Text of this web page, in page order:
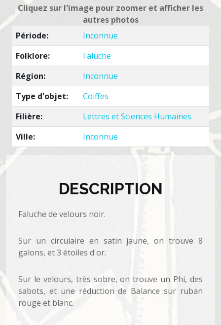
Cliquez sur l'image pour zoomer et afficher les
autres photos
Période:
Inconnue
Folklore:
Faluche
Région:
Inconnue
Type d'objet:
Coiffes
Filière:
Lettres et Sciences Humaines
Ville:
Inconnue
DESCRIPTION
Faluche de velours noir.
Sur un circulaire en satin jaune, on trouve 8
galons, et 3 étoiles d'or.
Sur le velours, très sobre, on trouve un Phi, des
sabots, et une réduction de Balance sur ruban
rouge et blanc.